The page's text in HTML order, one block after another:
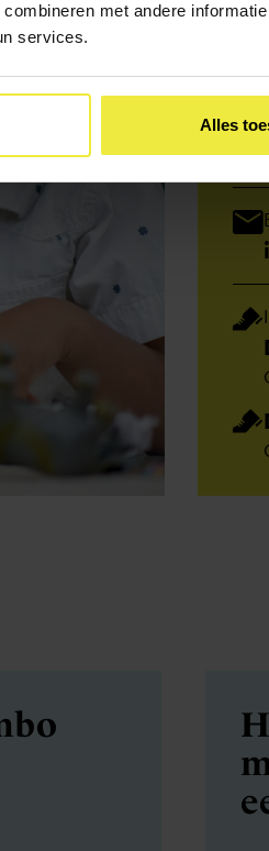
met andere
services.
Alles